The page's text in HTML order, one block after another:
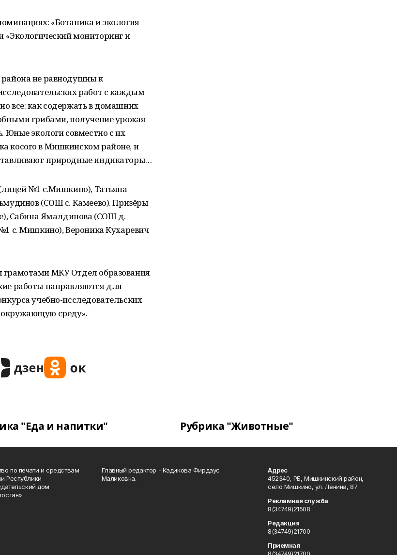
«Ботаника и экология
«Экологический мониторинг и
не равнодушны к
работ с каждым
все: как содержать в домашних
грибами, получение урожая
Юные экологи совместно с их
косого в Мишкинском районе, и
природные индикаторы…
№1 с.Мишкино), Татьяна
(СОШ с. Камеево). Призёры
Сабина Ямалдинова (СОШ д.
с. Мишкино), Вероника Кухаревич
МКУ Отдел образования
работы направляются для
учебно-исследовательских
среду».
"Еда и напитки" Рубрика "Животные"
по печати и средствам
Республики
дом
Главный редактор - Кадикова Фирдаус
Маликовна.
Адрес
452340, РБ, Мишкинский район,
село Мишкино, ул. Ленина, 87
Рекламная служба
8(34749)21508
Редакция
8(34749)21700
Приемная